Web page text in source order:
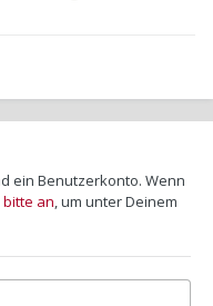
ein Benutzerkonto. Wenn
bitte an, um unter Deinem